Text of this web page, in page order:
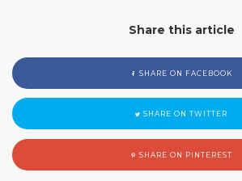
Share this article
SHARE ON FACEBOOK
SHARE ON TWITTER
SHARE ON PINTEREST